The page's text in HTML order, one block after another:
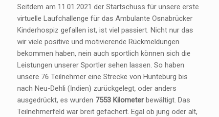
Seitdem am 11.01.2021 der Startschuss für unsere erste
virtuelle Laufchallenge für das Ambulante Osnabrücker
Kinderhospiz gefallen ist, ist viel passiert. Nicht nur das
wir viele positive und motivierende Rückmeldungen
bekommen haben, nein auch sportlich können sich die
Leistungen unserer Sportler sehen lassen. So haben
unsere 76 Teilnehmer eine Strecke von Hunteburg bis
nach Neu-Dehli (Indien) zurückgelegt, oder anders
ausgedrückt, es wurden 7553 Kilometerbewältigt. Das
Teilnehmerfeld war breit gefächert. Egal ob jung oder alt,